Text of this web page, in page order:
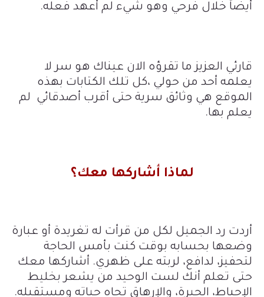
أيضاً خلال فرحي وهو شيء لم أعهد فعله.
قارئي العزيز ما تقرؤه الان عيناك هو سر لا
يعلمه أحد من حولي ،كل تلك الكتابات بهذه
الموقع هي وثائق سرية حتى أقرب أصدقائي لم
يعلم بها.
لماذا أشاركها معك؟
أردت رد الجميل لكل من قرأت له تغريدة أو عبارة
وضعها بحسابه بوقت كنت بأمس الحاجة
لتحفيز، لدافع، لربته على ظهري. أشاركها معك
حتى تعلم أنك لست الوحيد من يشعر بخليط
الإحباط، الحيرة، والإرهاق تجاه حياته ومستقبله.